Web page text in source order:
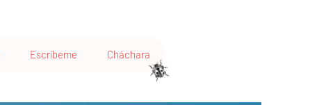
Escríbeme Cháchara